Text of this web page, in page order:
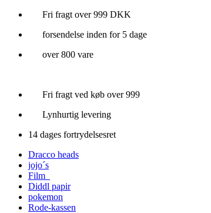
Videre
indhold
Fri fragt over 999 DKK
forsendelse inden for 5 dage
over 800 vare
Fri fragt ved køb over 999
Lynhurtig levering
14 dages fortrydelsesret
Dracco heads
jojo´s
Film
Diddl papir
pokemon
Rode-kassen